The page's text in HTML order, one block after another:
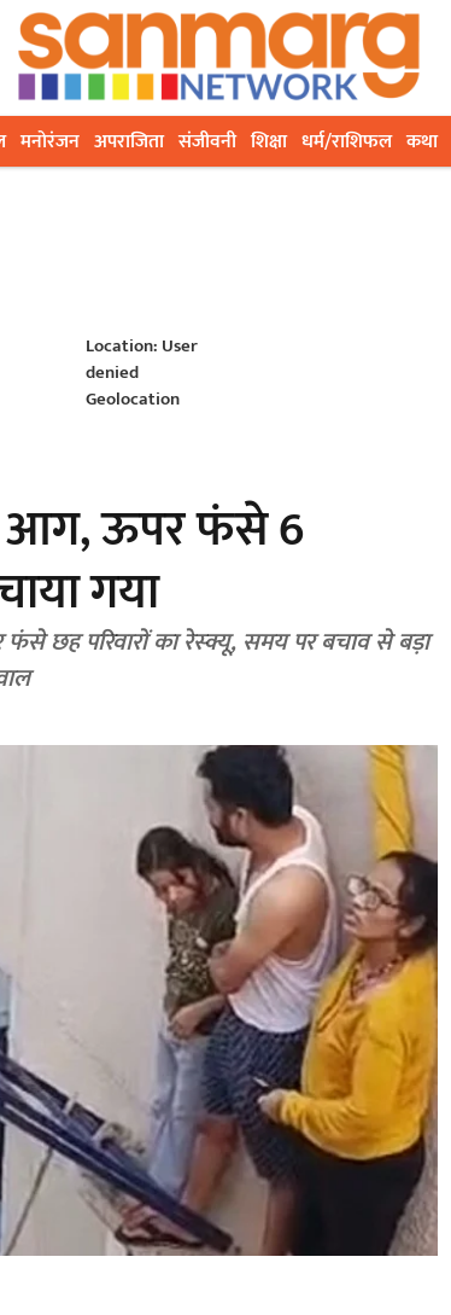
मनोरंजन अपराजिता संजीवनी शिक्षा धर्म/राशिफल कथा
Location: User
denied
Geolocation
आग, ऊपर फंसे 6
गया
छह परिवारों का रेस्क्यू, समय पर बचाव से बड़ा